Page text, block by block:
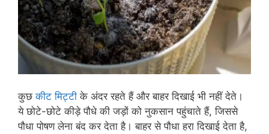
कुछकीट मिट्टी के अंदर रहते हैं और बाहर दिखाई भी नहीं देते।
ये छोटे-छोटे कीड़े पौधे की जड़ों को नुकसान पहुंचाते हैं, जिससे
पौधा पोषण लेना बंद कर देता है। बाहर से पौधा हरा दिखाई देता है,